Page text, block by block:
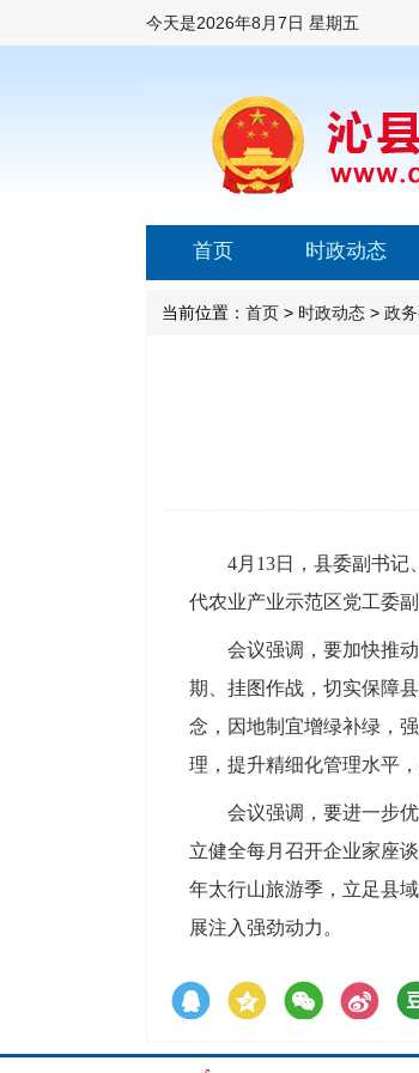
今天是2026年8月7日 星期五
首页 时政动态
当前位置： 首页 > 时政动态 > 政
4月13日，县委副书记、
代农业产业示范区党工委
会议强调，要加快推
期、挂图作战，切实保障
念，因地制宜增绿补绿，
理，提升精细化管理水平
会议强调，要进一步
立健全每月召开企业家座
年太行山旅游季，立足县
展注入强劲动力。